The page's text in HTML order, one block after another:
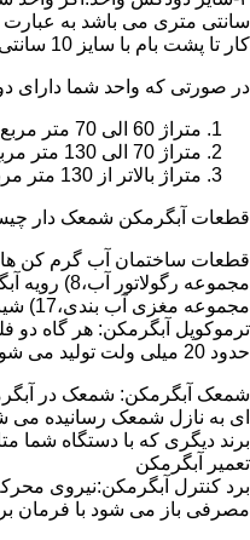
کار تا پشت بام با سایز 10 سانتی متری ( هم اندازه دودکش بخاری) داشته باشد تنها می توانید از آبگرمکن BX114 استفاده نمایید.
در صورتی که واحد شما دارای دودکش 15 سانتی تو کار می باشد بر اساس متراژ می توانید دستگاه های
متراژ 60 الی 70 متر مربع آبگرمکن B3112
متراژ 70 الی 130 متر مربع آبگرمکن B3115 یا B3215i
متراژ بالاتر از 130 متر مربع آبگرمکن B3118 یا B3218i
قطعات آبگرمکن شمعک دار
مجموعه مغزی آب بندی،17) شیر تنظیم دما،18) مجموعه دیافگرام و میل سوپاپ آب 19) ترموکوپل و … که ما برای تعمیر آبگرمکن باید به نمایندگی های مجاز همان برند تماس حاصل فرمایید.
ترموکوپل آبگرمکن: هر گاه دو
حدود 20 میلی ولت تولید می شود که توانایی تحریک سیم پیچ و باز کردن شیر مغناطیسی وسایل گاز سوز را در مدت 20 ثانیه دارد.
شمعک آبگرمکن: شمعک در
ای به نازل شمعک رسانیده می
برند دیگری که با دستگاه شما
تعمیر آبگرمکن
مصرفی باز می شود با فرمان